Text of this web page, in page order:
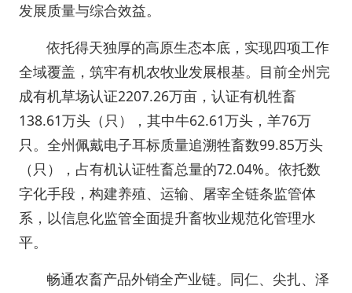
发展质量与综合效益。
依托得天独厚的高原生态本底，实现四项工作
全域覆盖，筑牢有机农牧业发展根基。目前全州完
成有机草场认证2207.26万亩，认证有机牲畜
138.61万头（只），其中牛62.61万头，羊76万
只。全州佩戴电子耳标质量追溯牲畜数99.85万头
（只），占有机认证牲畜总量的72.04%。依托数
字化手段，构建养殖、运输、屠宰全链条监管体
系，以信息化监管全面提升畜牧业规范化管理水
平。
畅通农畜产品外销全产业链。同仁、尖扎、泽